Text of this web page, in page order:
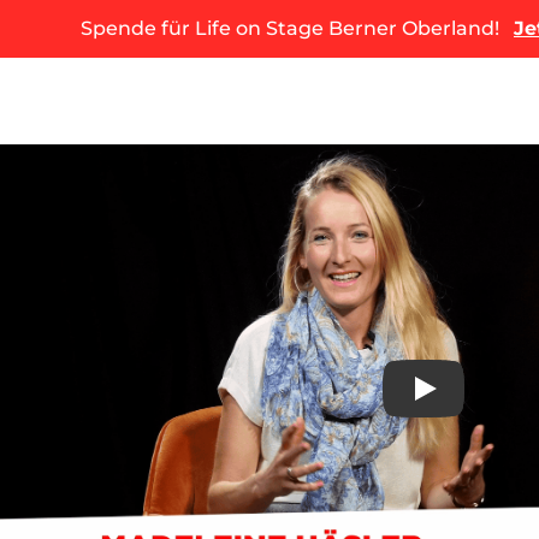
Spende für Life on Stage Berner Oberland!
Play
Video